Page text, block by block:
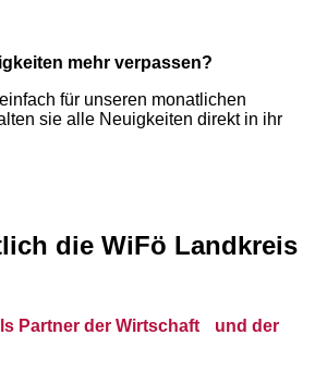
mehr verpassen?
für unseren monatlichen
sie alle Neuigkeiten direkt in ihr
die WiFö Landkreis
Partner der Wirtschaft und der